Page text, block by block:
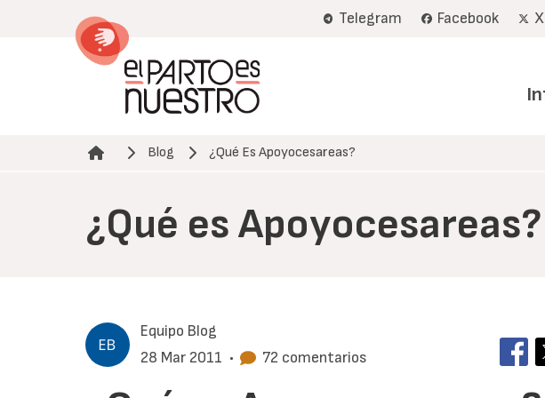
Telegram Facebook
Ruta de navegación
Blog ¿Qué Es Apoyocesareas?
¿Qué es Apoyocesareas?
Equipo Blog
28 Mar 2011 • 72 comentarios